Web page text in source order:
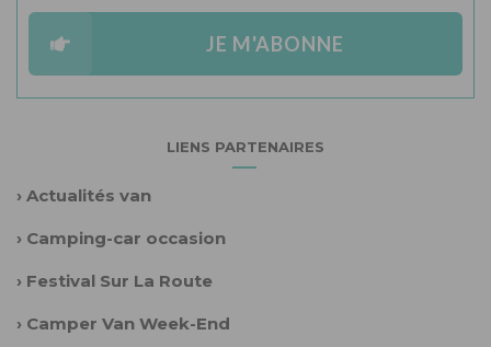
JE M'ABONNE
LIENS PARTENAIRES
› Actualités van
› Camping-car occasion
› Festival Sur La Route
› Camper Van Week-End